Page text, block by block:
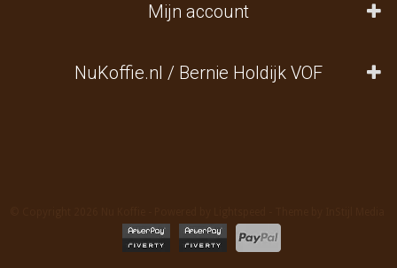
Mijn account
NuKoffie.nl / Bernie Holdijk VOF